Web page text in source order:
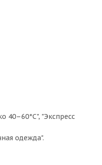
40–60°C", "Экспресс
одежда".